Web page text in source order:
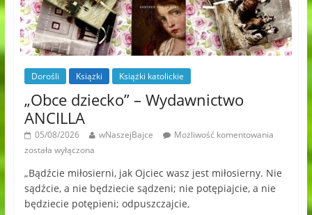
Dorośli Książki Książki katolickie
„Obce dziecko” – Wydawnictwo
ANCILLA
05/08/2026 wNaszejBajce
Możliwość komentowania
została wyłączona
„Bądźcie miłosierni, jak Ojciec wasz jest miłosierny. Nie
sądźcie, a nie będziecie sądzeni; nie potępiajcie, a nie
będziecie potępieni; odpuszczajcie,